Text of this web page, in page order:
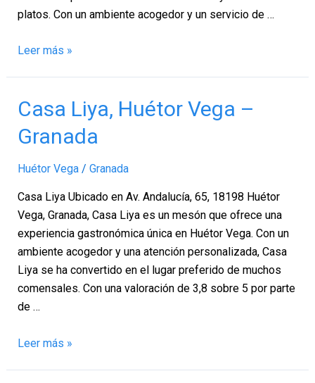
platos. Con un ambiente acogedor y un servicio de …
Leer más »
Casa Liya, Huétor Vega –
Granada
Huétor Vega/ Granada
Casa Liya Ubicado en Av. Andalucía, 65, 18198 Huétor
Vega, Granada, Casa Liya es un mesón que ofrece una
experiencia gastronómica única en Huétor Vega. Con un
ambiente acogedor y una atención personalizada, Casa
Liya se ha convertido en el lugar preferido de muchos
comensales. Con una valoración de 3,8 sobre 5 por parte
de …
Casa
Huétor
–
Granada
Leer más »